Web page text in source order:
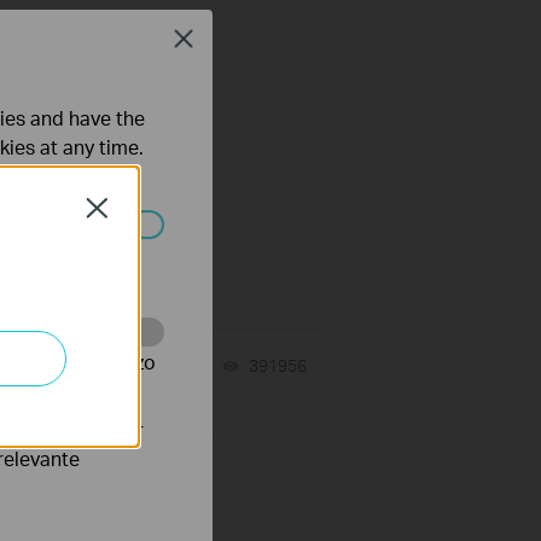
10-23-2025 391956
Close
and have the
at any time.
te volgen en zo
waar
Close